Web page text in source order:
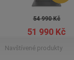
54 990 Kč
51 990 Kč
Navštívené produkty